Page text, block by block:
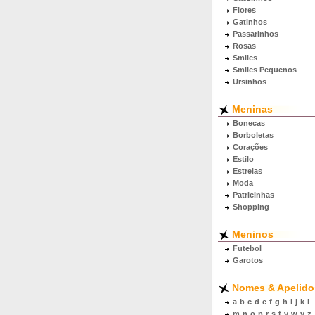
Flores
Gatinhos
Passarinhos
Rosas
Smiles
Smiles Pequenos
Ursinhos
Meninas
Bonecas
Borboletas
Corações
Estilo
Estrelas
Moda
Patricinhas
Shopping
Meninos
Futebol
Garotos
Nomes &
a b c d e f g h i j k l